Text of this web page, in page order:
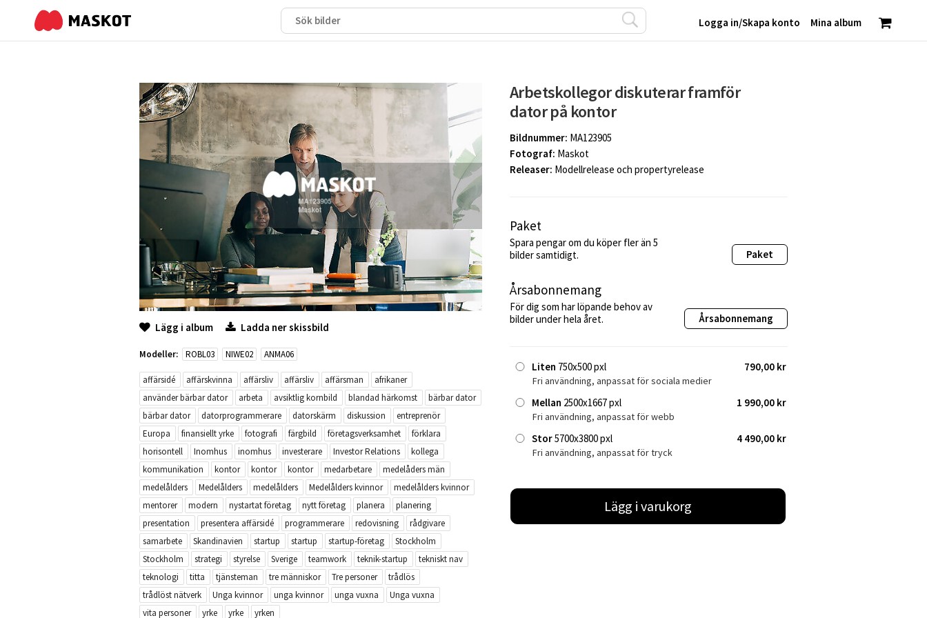
Mina album
Logga in/Skapa konto
Lägg i album Ladda ner skissbild
Modeller: ROBL03 NIWE02 ANMA06
affärsidé affärskvinna affärsliv affärsliv affärsman
afrikaner
använder bärbar dator
arbeta avsiktlig kornbild blandad härkomst
bärbar dator
bärbar dator
datorprogrammerare datorskärm diskussion
entreprenör
Europa
finansiellt yrke fotografi färgbild företagsverksamhet
förklara
horisontell
Inomhus inomhus investerare Investor Relations
kollega
kommunikation
kontor kontor kontor medarbetare
medelåders män
medelålders
Medelålders medelålders Medelålders kvinnor
medelålders kvinnor
mentorer
modern nystartat företag nytt företag planera
planering
presentation
presentera affärsidé programmerare redovisning
rådgivare
samarbete
Skandinavien startup startup startup-företag
Stockholm
Stockholm
strategi styrelse Sverige teamwork teknik-startup
tekniskt nav
teknologi
titta tjänsteman tre människor Tre personer
trådlös
trådlöst nätverk
Unga kvinnor unga kvinnor unga vuxna
Unga vuxna
vita personer
yrke yrke yrken
Arbetskollegor diskuterar framför
dator på kontor
Bildnummer: MA123905
Fotograf: Maskot
Releaser: Modellrelease och propertyrelease
Paket
Spara pengar om du köper fler än 5
bilder samtidigt.
Paket
Årsabonnemang
För dig som har löpande behov av
bilder under hela året.
Årsabonnemang
Liten 750x500 pxl 790,00 kr
Fri användning, anpassat för sociala medier
Mellan 2500x1667 pxl 1 990,00 kr
Fri användning, anpassat för webb
Stor5700x3800 pxl 4 490,00 kr
Fri användning, anpassat för tryck
Lägg i varukorg